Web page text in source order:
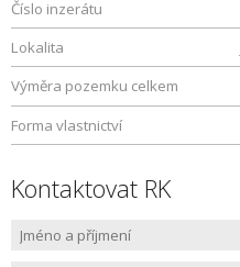
Číslo inzerátu
Lokalita
Výměra pozemku celkem
Forma vlastnictví
Kontaktovat RK